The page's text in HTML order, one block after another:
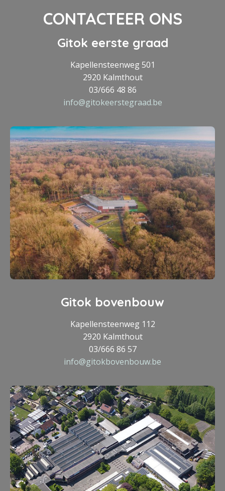
CONTACTEER ONS
Gitok eerste graad
Kapellensteenweg 501
2920 Kalmthout
03/666 48 86
info@gitokeerstegraad.be
Gitok bovenbouw
Kapellensteenweg 112
2920 Kalmthout
03/666 86 57
info@gitokbovenbouw.be